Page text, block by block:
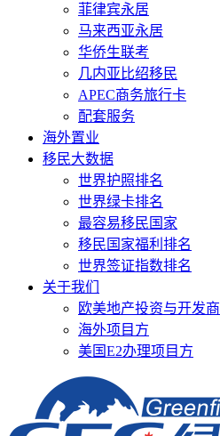
菲律宾永居
马来西亚永居
华侨生联考
几内亚比绍移民
APEC商务旅行卡
配套服务
海外置业
移民大数据
世界护照排名
世界绿卡排名
最容易移民国家
移民国家福利排名
世界签证指数排名
关于我们
欧美地产投资与开发商
海外项目方
美国E2办理项目方